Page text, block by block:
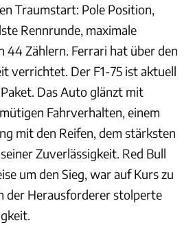
Traumstart: Pole Position,
Rennrunde, maximale
44 Zählern. Ferrari hat über den
verrichtet. Der F1-75 ist aktuell
Das Auto glänzt mit
Fahrverhalten, einem
mit den Reifen, dem stärksten
Zuverlässigkeit. Red Bull
um den Sieg, war auf Kurs zu
der Herausforderer stolperte